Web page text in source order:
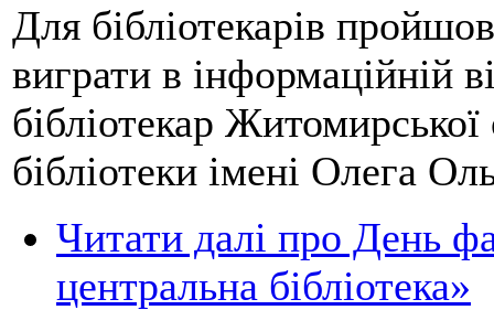
Для бібліотекарів
виграти в інформаційній
бібліотекар Житомирської
бібліотеки імені Олега
Читати далі про День
центральна бібліотека»